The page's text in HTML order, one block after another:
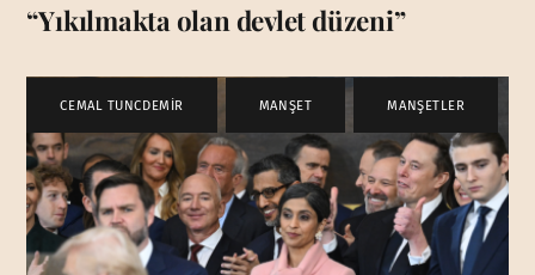
“Yıkılmakta olan devlet düzeni”
CEMAL TUNCDEMİR MANŞET MANŞETLER